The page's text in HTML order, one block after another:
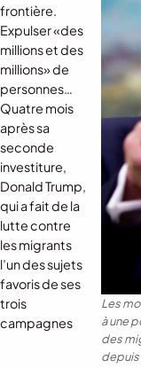
Les
à une
des
depuis
frontière.
Expulser «des
millions et des
millions» de
personnes…
Quatre mois
après sa
seconde
investiture,
Donald Trump,
qui a fait de la
lutte contre
les migrants
l’un des sujets
favoris de ses
trois
campagnes